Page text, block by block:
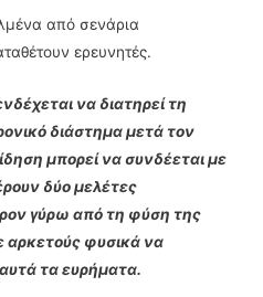
από σενάρια
ερευνητές.
να διατηρεί τη
διάστημα μετά τον
μπορεί να συνδέεται με
δύο μελέτες
γύρω από τη φύση της
αρκετούς φυσικά να
τα ευρήματα.